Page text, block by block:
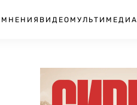
МНЕНИЯ ВИДЕО МУЛЬТИМЕДИА